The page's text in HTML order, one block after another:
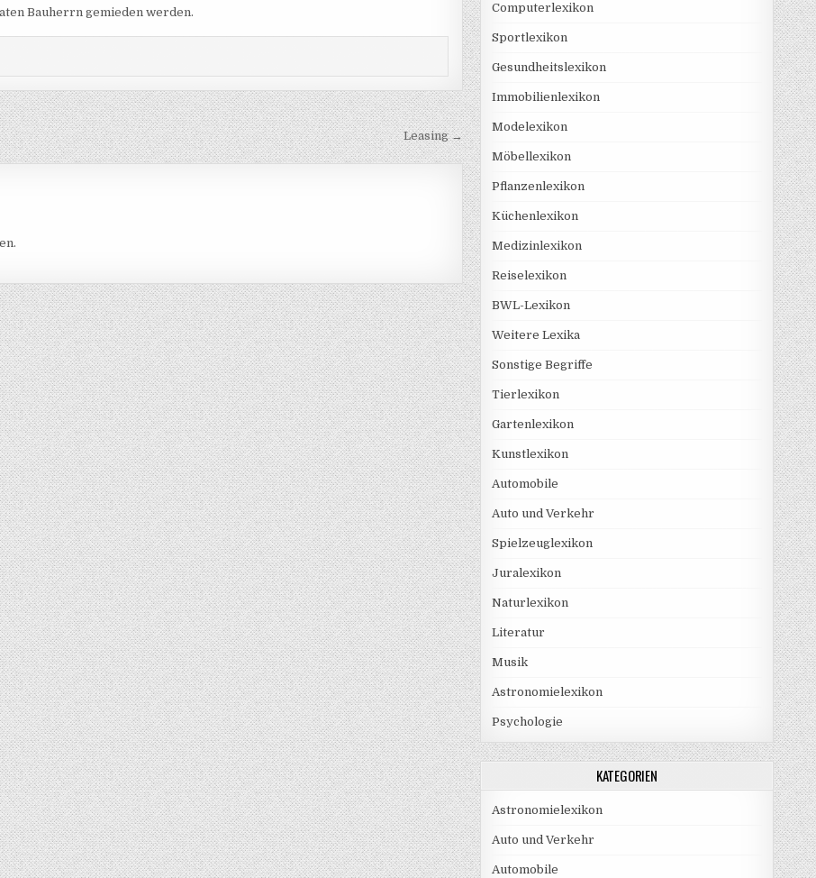
Bauherrn gemieden werden.
Leasing →
Computerlexikon
Sportlexikon
Gesundheitslexikon
Immobilienlexikon
Modelexikon
Möbellexikon
Pflanzenlexikon
Küchenlexikon
Medizinlexikon
Reiselexikon
BWL-Lexikon
Weitere Lexika
Sonstige Begriffe
Tierlexikon
Gartenlexikon
Kunstlexikon
Automobile
Auto und Verkehr
Spielzeuglexikon
Juralexikon
Naturlexikon
Literatur
Musik
Astronomielexikon
Psychologie
KATEGORIEN
Astronomielexikon
Auto und Verkehr
Automobile